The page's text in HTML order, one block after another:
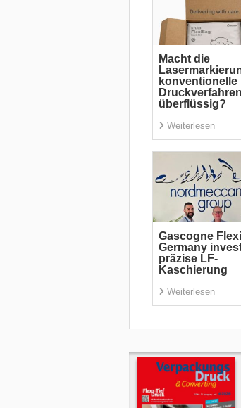
Macht die
konventionelle
Druckverfahren
überflüssig?
Weiterlesen
Gascogne
Germany
präzise LF-
Kaschierung
Weiterlesen